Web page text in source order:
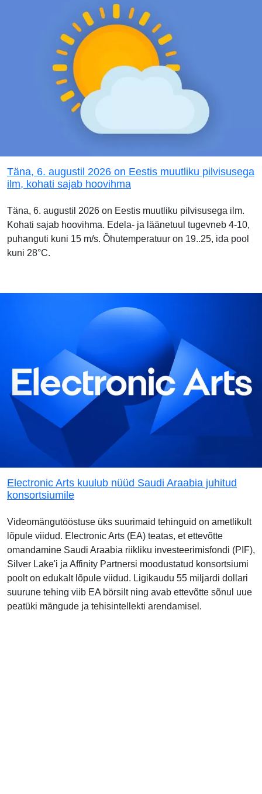
Täna, 6. augustil 2026 on Eestis muutliku pilvisusega
ilm, kohati sajab hoovihma
Täna, 6. augustil 2026 on Eestis muutliku pilvisusega ilm.
Kohati sajab hoovihma. Edela- ja läänetuul tugevneb 4-10,
puhanguti kuni 15 m/s. Õhutemperatuur on 19..25, ida pool
kuni 28°C.
Electronic Arts kuulub nüüd Saudi Araabia juhitud
konsortsiumile
Videomängutööstuse üks suurimaid tehinguid on ametlikult
lõpule viidud. Electronic Arts (EA) teatas, et ettevõtte
omandamine Saudi Araabia riikliku investeerimisfondi (PIF),
Silver Lake'i ja Affinity Partnersi moodustatud konsortsiumi
poolt on edukalt lõpule viidud. Ligikaudu 55 miljardi dollari
suurune tehing viib EA börsilt ning avab ettevõtte sõnul uue
peatüki mängude ja tehisintellekti arendamisel.